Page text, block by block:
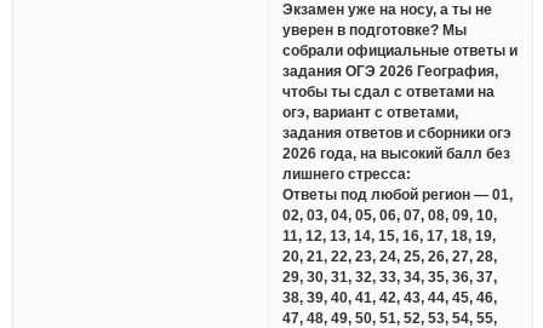
Экзамен уже на носу, а ты не
уверен в подготовке? Мы
собрали официальные ответы и
задания ОГЭ 2026 География,
чтобы ты сдал с ответами на
огэ, вариант с ответами,
задания ответов и сборники огэ
2026 года, на высокий балл без
лишнего стресса:
Ответы под любой регион — 01,
02, 03, 04, 05, 06, 07, 08, 09, 10,
11, 12, 13, 14, 15, 16, 17, 18, 19,
20, 21, 22, 23, 24, 25, 26, 27, 28,
29, 30, 31, 32, 33, 34, 35, 36, 37,
38, 39, 40, 41, 42, 43, 44, 45, 46,
47, 48, 49, 50, 51, 52, 53, 54, 55,